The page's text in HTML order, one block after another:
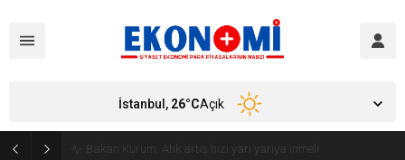
Bakan Kurum: Atık artış hızı yarı yarıya inmeli
İstanbul, 26°CAçık